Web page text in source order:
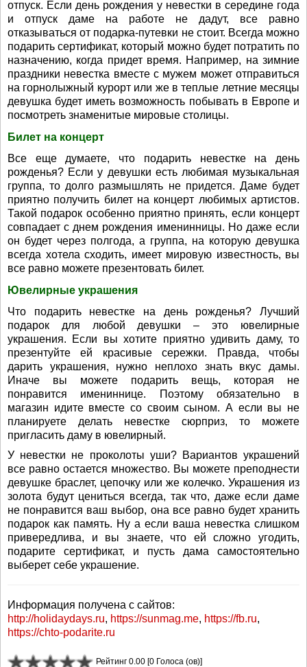
отпуск. Если день рождения у невестки в середине года
и отпуск даме на работе не дадут, все равно
отказываться от подарка-путевки не стоит. Всегда можно
подарить сертификат, который можно будет потратить по
назначению, когда придет время. Например, на зимние
праздники невестка вместе с мужем может отправиться
на горнолыжный курорт или же в теплые летние месяцы
девушка будет иметь возможность побывать в Европе и
посмотреть знаменитые мировые столицы.
Билет на концерт
Все еще думаете, что подарить невестке на день
рожденья? Если у девушки есть любимая музыкальная
группа, то долго размышлять не придется. Даме будет
приятно получить билет на концерт любимых артистов.
Такой подарок особенно приятно принять, если концерт
совпадает с днем рождения именинницы. Но даже если
он будет через полгода, а группа, на которую девушка
всегда хотела сходить, имеет мировую известность, вы
все равно можете презентовать билет.
Ювелирные украшения
Что подарить невестке на день рожденья? Лучший
подарок для любой девушки – это ювелирные
украшения. Если вы хотите приятно удивить даму, то
презентуйте ей красивые сережки. Правда, чтобы
дарить украшения, нужно неплохо знать вкус дамы.
Иначе вы можете подарить вещь, которая не
понравится имениннице. Поэтому обязательно в
магазин идите вместе со своим сыном. А если вы не
планируете делать невестке сюрприз, то можете
пригласить даму в ювелирный.
У невестки не проколоты уши? Вариантов украшений
все равно остается множество. Вы можете преподнести
девушке браслет, цепочку или же колечко. Украшения из
золота будут цениться всегда, так что, даже если даме
не понравится ваш выбор, она все равно будет хранить
подарок как память. Ну а если ваша невестка слишком
привередлива, и вы знаете, что ей сложно угодить,
подарите сертификат, и пусть дама самостоятельно
выберет себе украшение.
Информация получена с сайтов:
http://holidaydays.ru, https://sunmag.me, https://fb.ru,
https://chto-podarite.ru
Рейтинг 0.00 [0 Голоса (ов)]